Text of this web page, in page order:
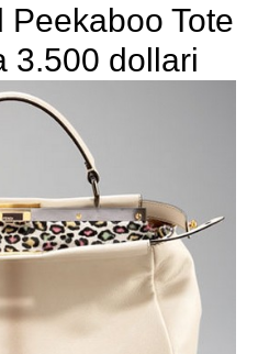
Tote
3.500 dollari